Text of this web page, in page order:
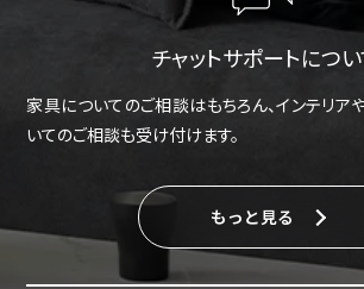
チャットサポートにつ
家具についてのご相談はもちろん、インテリア
いてのご相談も受け付けます。
もっと見る